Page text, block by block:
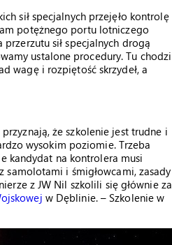
sił specjalnych przejęło kontrolę
potężnego portu lotniczego
przerzutu sił specjalnych drogą
ustalone procedury. Tu chodzi
wagę i rozpiętość skrzydeł, a
że szkolenie jest trudne i
wysokim poziomie. Trzeba
kandydat na kontrolera musi
samolotami i śmigłowcami, zasady
z JW Nil szkolili się głównie za
w Dęblinie. – Szkolenie w